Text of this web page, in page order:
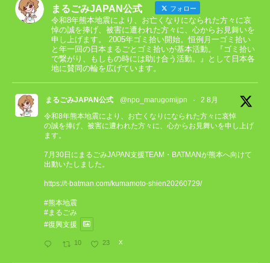
まるごみJAPAN公式 フォロー
令和8年熊本地震により、お亡くなりになられた方々に哀
悼の誠を捧げ、被害に遭われた方々に、心からお見舞いを
申し上げます。 2005年ゴミ拾い開始。恒例月一ゴミ拾い
と年一回の日本まるごとゴミ拾いが基本活動。『ゴミ拾い
で繋がり、もしもの時には助け合う活動。』として日本各
地に賛同の輪を広げています。
まるごみJAPAN公式 @npo_marugomijpn ·
2 8月
令和8年熊本地震により、お亡くなりになられた方々に哀悼
の誠を捧げ、被害に遭われた方々に、心からお見舞いを申し上げ
ます。
7月30日にまるごみJAPAN支援TEAM・BATMANが熊本へ向けて
出動いたしました。
https://t-batman.com/kumamoto-shien20260729/
#熊本地震
#まるごみ
#復興支援
10 23 X